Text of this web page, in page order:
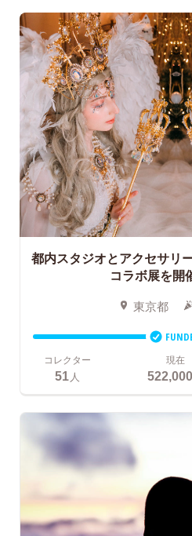
都内スタジオとアクセサリ
コラボ展を開
東京都
コレクター
51人
現在
522,000